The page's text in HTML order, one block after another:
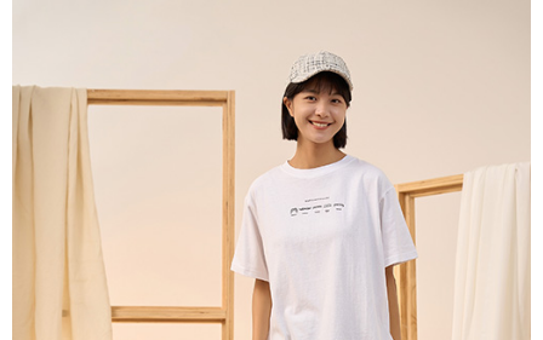
時審查核予不同之上限額度；若仍有額度不足之情形，本公司將視審查結果
５．嚴禁一人註冊多個帳號或使用他人資訊註冊。若發現惡意使用之情形，
恩沛科技股份有限公司將有權停止該用戶之使用額度並採取法律行動。